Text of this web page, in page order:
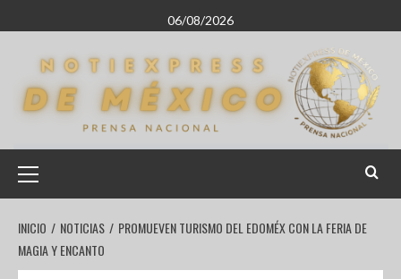
06/08/2026
INICIO NOTICIAS
PROMUEVEN TURISMO DEL EDOMÉX CON LA FERIA DE
MAGIA Y ENCANTO